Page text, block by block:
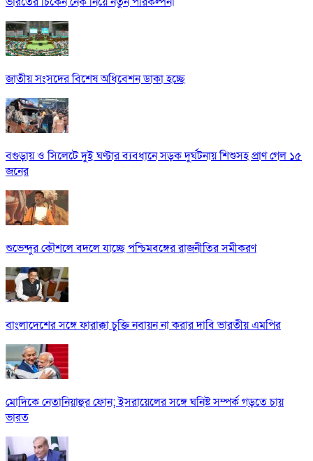
জাতীয় সংসদের বিশেষ অধিবেশন ডাকা হচ্ছে
বগুড়ায় ও সিলেটে দুই ঘণ্টার ব্যবধানে সড়ক দুর্ঘটনায় শিশুসহ প্রাণ গেল ১৫
জনের
শুভেন্দুর কৌশলে বদলে যাচ্ছে পশ্চিমবঙ্গের রাজনীতির সমীকরণ
বাংলাদেশের সঙ্গে ফারাক্কা চুক্তি নবায়ন না করার দাবি ভারতীয় এমপির
মোদিকে নেতানিয়াহুর ফোন; ইসরায়েলের সঙ্গে ঘনিষ্ট সম্পর্ক গড়তে চায়
ভারত